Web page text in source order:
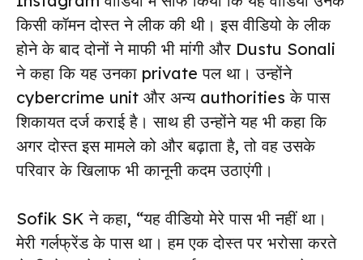
किसी कॉमन दोस्त ने लीक की थी। इस वीडियो के लीक
होने के बाद दोनों ने माफी भी मांगी और Dustu Sonali
ने कहा कि यह उनका private पल था। उन्होंने
cybercrime unit और अन्य authorities के पास
शिकायत दर्ज कराई है। साथ ही उन्होंने यह भी कहा कि
अगर दोस्त इस मामले को और बढ़ाता है, तो वह उसके
परिवार के खिलाफ भी कानूनी कदम उठाएंगी।
Sofik SK ने कहा, “यह वीडियो मेरे पास भी नहीं था।
मेरी गर्लफ्रेंड के पास था। हम एक दोस्त पर भरोसा करते